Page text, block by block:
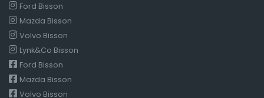
Ford Bisson
Mazda Bisson
Volvo Bisson
Lynk&Co Bisson
Ford Bisson
Mazda Bisson
Volvo Bisson